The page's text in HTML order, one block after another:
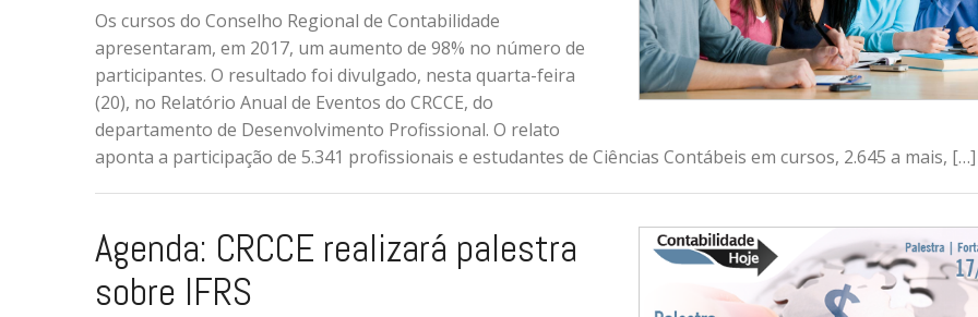
Os cursos do Conselho Regional de Contabilidade
apresentaram, em 2017, um aumento de 98% no número de
participantes. O resultado foi divulgado, nesta quarta-feira
(20), no Relatório Anual de Eventos do CRCCE, do
departamento de Desenvolvimento Profissional. O relato
aponta a participação de 5.341 profissionais e estudantes de Ciências Contábeis em cursos, 2.645 a mais, […]
Agenda: CRCCE realizará palestra
sobre IFRS